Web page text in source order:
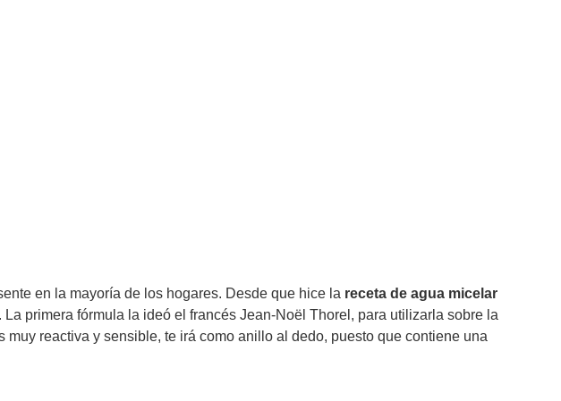
en la mayoría de los hogares. Desde que hice la receta de agua micelar
primera fórmula la ideó el francés Jean-Noël Thorel, para utilizarla sobre la
muy reactiva y sensible, te irá como anillo al dedo, puesto que contiene una